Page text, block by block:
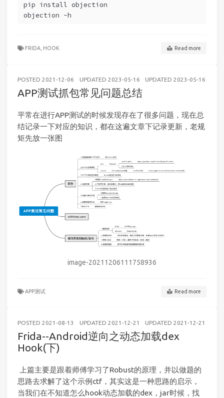
pip install objection
objection -h
FRIDA, HOOK Read more
POSTED 2021-12-06 UPDATED 2023-05-16 UPDATED 2023-05-16
APP测试抓包常见问题总结
平常在进行APP测试的时候发现存在了很多问题，现在总
结记录一下对应的知识，都在这遍文章下记录更新，老规
矩先放一张图
image-20211206111758936
APP测试 Read more
POSTED 2021-08-13 UPDATED 2021-12-21 UPDATED 2021-12-21
Frida--Android逆向之动态加载dex
Hook(下)
​ 上篇主要是跟着师傅学习了Robust的原理，并以做题的
思路去求解了这个示例ctf，其实这是一种思路的启示，
当我们在不知道怎么hook动态加载的dex，jar时候，找